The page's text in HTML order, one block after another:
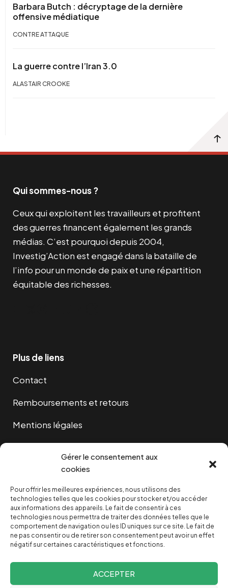
Gérer le consentement aux
cookies
Pour offrir les meilleures expériences, nous utilisons des
technologies telles que les cookies pour stocker et/ou accéder
aux informations des appareils. Le fait de consentir à ces
technologies nous permettra de traiter des données telles que le
comportement de navigation ou les ID uniques sur ce site. Le fait de
ne pas consentir ou de retirer son consentement peut avoir un effet
négatif sur certaines caractéristiques et fonctions.
ACCEPTER
Barbara Butch : décryptage de la dernière
offensive médiatique
CONTRE ATTAQUE
La guerre contre l’Iran 3.0
ALASTAIR CROOKE
Qui sommes-nous ?
Ceux qui exploitent les travailleurs et profitent
des guerres financent également les grands
médias. C’est pourquoi depuis 2004,
Investig’Action est engagé dans la bataille de
l’info pour un monde de paix et une répartition
équitable des richesses.
Plus de liens
Contact
Remboursements et retours
Mentions légales
NOUS SOUTENIR
NOTRE NEWSLETTER